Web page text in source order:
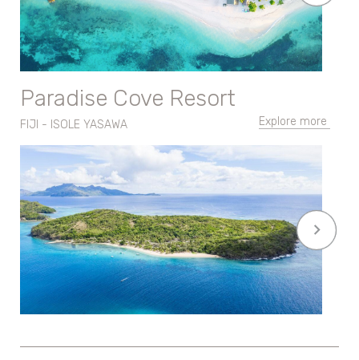
Paradise Cove Resort
FIJI - ISOLE YASAWA Explore more
keyboard_arrow_right